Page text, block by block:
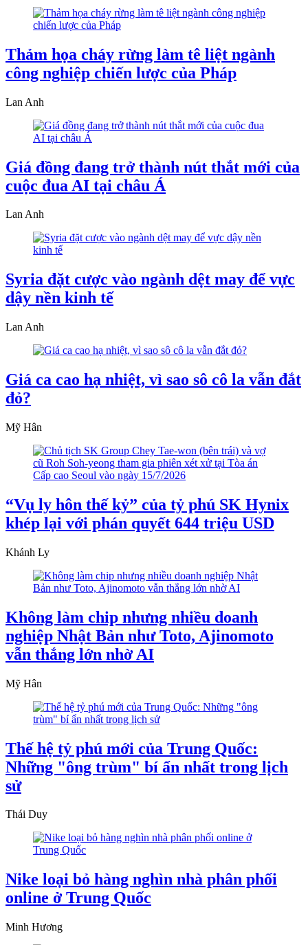
Thảm họa cháy rừng làm tê liệt ngành
công nghiệp chiến lược của Pháp
Lan Anh
Giá đồng đang trở thành nút thắt mới của
cuộc đua AI tại châu Á
Lan Anh
Syria đặt cược vào ngành dệt may để vực
dậy nền kinh tế
Lan Anh
Giá ca cao hạ nhiệt, vì sao sô cô la vẫn đắt
đỏ?
Mỹ Hân
“Vụ ly hôn thế kỷ” của tỷ phú SK Hynix
khép lại với phán quyết 644 triệu USD
Khánh Ly
Không làm chip nhưng nhiều doanh
nghiệp Nhật Bản như Toto, Ajinomoto
vẫn thắng lớn nhờ AI
Mỹ Hân
Thế hệ tỷ phú mới của Trung Quốc:
Những "ông trùm" bí ẩn nhất trong lịch
sử
Thái Duy
Nike loại bỏ hàng nghìn nhà phân phối
online ở Trung Quốc
Minh Hương